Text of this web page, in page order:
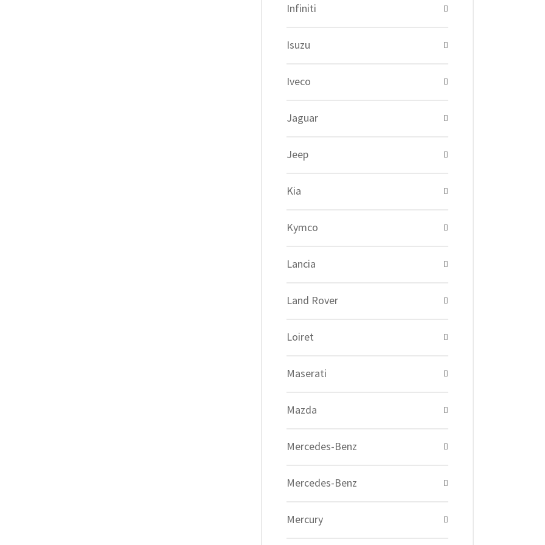
Infiniti
Isuzu
Iveco
Jaguar
Jeep
Kia
Kymco
Lancia
Land Rover
Loiret
Maserati
Mazda
Mercedes-Benz
Mercedes-Benz
Mercury